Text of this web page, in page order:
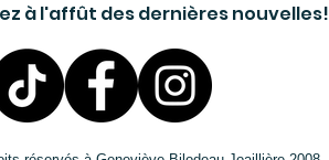
à l'affût des dernières nouvelles!